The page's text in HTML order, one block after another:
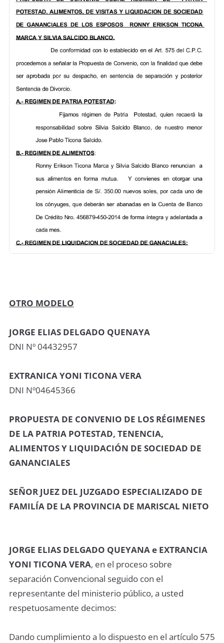
OTRO MODELO
JORGE ELIAS DELGADO QUENAYA
DNI Nº 04432957
EXTRANICA YONI TICONA VERA
DNI Nº04645366
PROPUESTA DE CONVENIO DE LOS RÉGIMENES
DE LA PATRIA POTESTAD, TENENCIA,
ALIMENTOS Y LIQUIDACIÓN DE SOCIEDAD DE
GANANCIALES
SEÑOR JUEZ DEL JUZGADO ESPECIALIZADO DE
FAMILÍA DE LA PROVINCIA DE MARISCAL NIETO
JORGE ELIAS DELGADO QUEYANA e EXTRANCIA
YONI TICONA VERA, en el proceso sobre
separación Convencional seguido con el
representante del ministerio público, a usted
respetuosamente decimos:
Dando cumplimiento a lo dispuesto en el artículo 575